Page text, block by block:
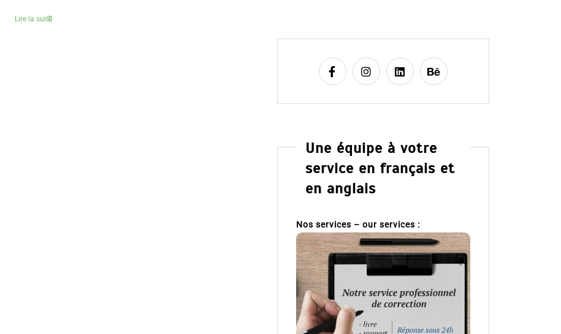
Lire la suite
Une équipe à votre
service en français et
en anglais
Nos services – our services :